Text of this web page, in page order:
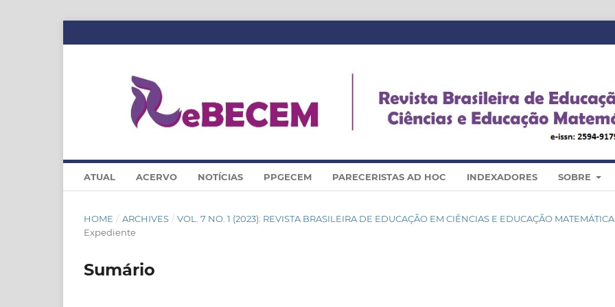
ATUAL ACERVO NOTÍCIAS PPGECEM PARECERISTAS AD HOC INDEXADORES SOBRE
HOME / ARCHIVES / VOL. 7 NO. 1 (2023): REVISTA BRASILEIRA DE EDUCAÇÃO EM CIÊNCIAS E EDUCAÇÃO MATEMÁTICA
Expediente
Sumário